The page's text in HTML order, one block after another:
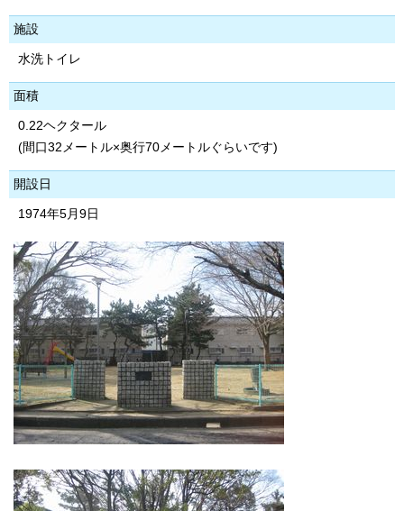
施設
水洗トイレ
面積
0.22ヘクタール
(間口32メートル×奥行70メートルぐらいです)
開設日
1974年5月9日